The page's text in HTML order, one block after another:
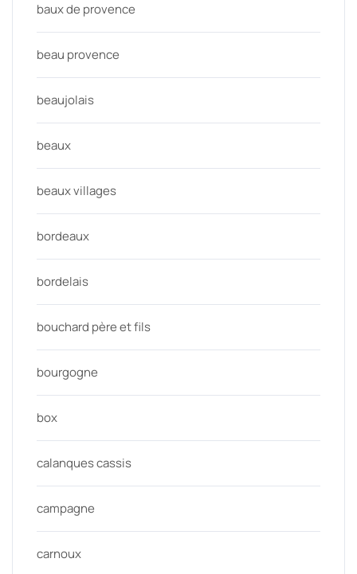
baux de provence
beau provence
beaujolais
beaux
beaux villages
bordeaux
bordelais
bouchard père et fils
bourgogne
box
calanques cassis
campagne
carnoux